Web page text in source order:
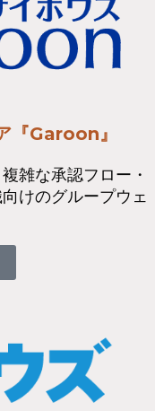
『Garoon』
雑な承認フロー・
けのグループウェ